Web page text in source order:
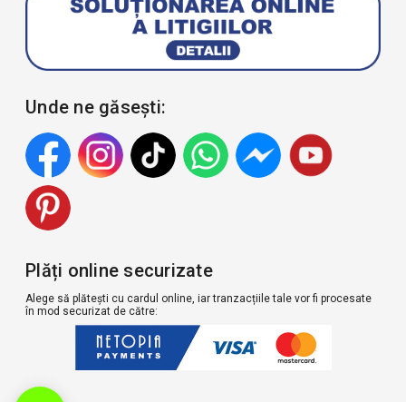
Unde ne găsești:
Plăți online securizate
Alege să plătești cu cardul online, iar tranzacțiile tale vor fi procesate
în mod securizat de către: